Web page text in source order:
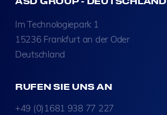
Im Technologiepark 1
15236 Frankfurt an der Oder
Deutschland
RUFEN SIE UNS AN
+49 (0)1681 938 77 227